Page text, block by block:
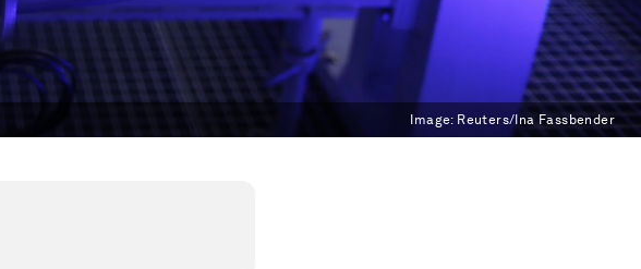
Image: Reuters/Ina Fassbender